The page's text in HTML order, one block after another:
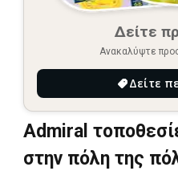
Δείτε
Ανακαλύψτε
Δείτε
Admiral
στην πόλη της